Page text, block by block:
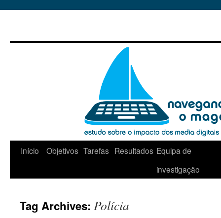
Skip
Início Objetivos Tarefas Resultados Equipa de
investigação
Tag Archives: Polícia